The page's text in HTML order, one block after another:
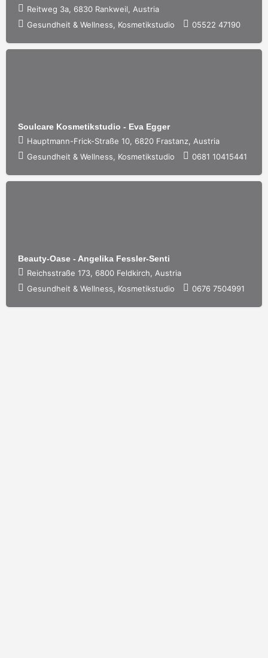
Reitweg 3a, 6830 Rankweil, Austria
Gesundheit & Wellness, Kosmetikstudio
05522 47190
Soulcare Kosmetikstudio - Eva Egger
Hauptmann-Frick-Straße 10, 6820 Frastanz, Austria
Gesundheit & Wellness, Kosmetikstudio
0681 10415441
Beauty-Oase - Angelika Fessler-Senti
Reichsstraße 173, 6800 Feldkirch, Austria
Gesundheit & Wellness, Kosmetikstudio
0676 7504991